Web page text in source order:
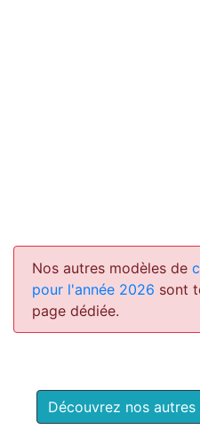
Nos autres modèles de
pour l'année 2026 sont
page dédiée.
Découvrez nos